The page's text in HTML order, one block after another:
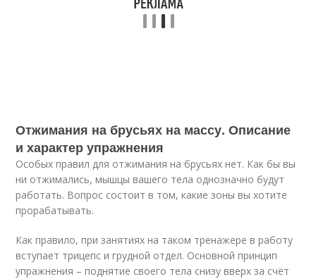
Отжимания на брусьях на массу. Описание
и характер упражнения
Особых правил для отжимания на брусьях нет. Как бы вы
ни отжимались, мышцы вашего тела однозначно будут
работать. Вопрос состоит в том, какие зоны вы хотите
прорабатывать.
Как правило, при занятиях на таком тренажере в работу
вступает трицепс и грудной отдел. Основной принцип
упражнения – поднятие своего тела снизу вверх за счёт